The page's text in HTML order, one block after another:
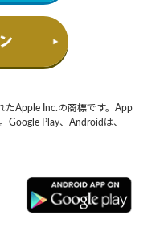
たApple Inc.の商標です。App
Google Play、Androidは、